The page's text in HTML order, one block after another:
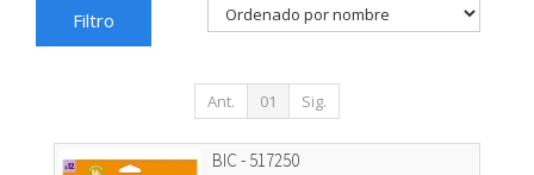
Filtro
Ant. 01 Sig.
BIC - 517250